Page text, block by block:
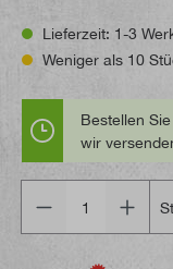
Lieferzeit: 1-3
Weniger als 10
Bestellen
wir